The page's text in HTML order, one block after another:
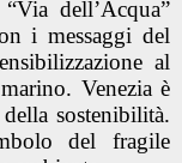
dell’Acqua”
i messaggi del
al
Venezia è
sostenibilità.
del fragile